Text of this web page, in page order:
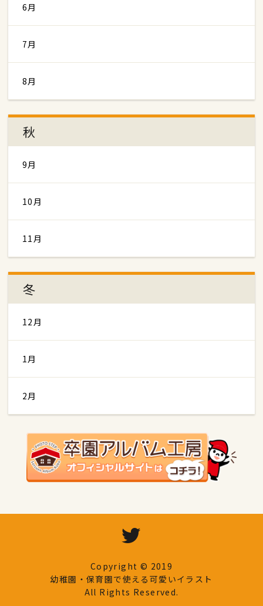
6月
7月
8月
秋
9月
10月
11月
冬
12月
1月
2月
Copyright © 2019
幼稚園・保育園で使える可愛いイラスト
All Rights Reserved.